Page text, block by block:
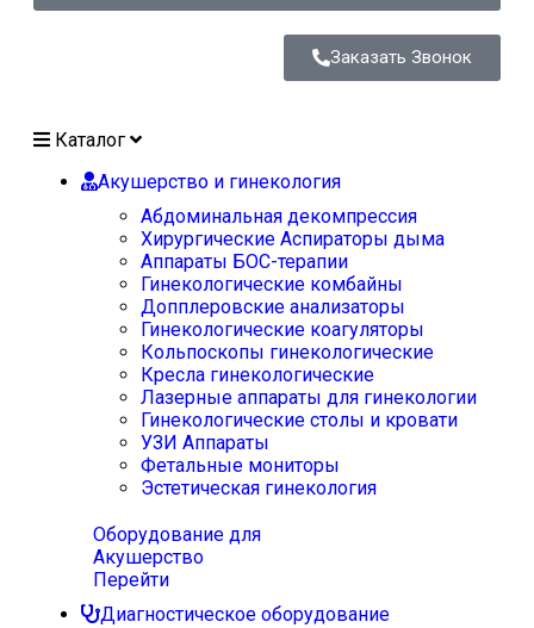
Заказать Звонок
Каталог
Акушерство и гинекология
Абдоминальная декомпрессия
Хирургические Аспираторы дыма
Аппараты БОС-терапии
Гинекологические комбайны
Допплеровские анализаторы
Гинекологические коагуляторы
Кольпоскопы гинекологические
Кресла гинекологические
Лазерные аппараты для гинекологии
Гинекологические столы и кровати
УЗИ Аппараты
Фетальные мониторы
Эстетическая гинекология
Оборудование для
Акушерство
Перейти
Диагностическое оборудование